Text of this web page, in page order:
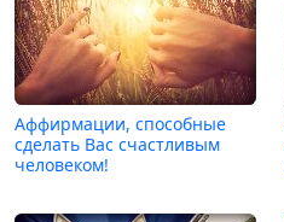
Аффирмации, способные
сделать Вас счастливым
человеком!